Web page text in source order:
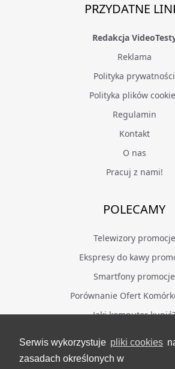
Serwis wykorzystuje pliki cookies
zasadach określonych w
PRZYDATNE
Redakcja
Reklama
Polityka prywatności
Polityka plików
Regulamin
Kontakt
O nas
Pracuj z nami!
POLECAMY
Telewizory promocje
Ekspresy do kawy
Smartfony promocje
Porównanie Ofert
Jaki komputer kupić?
BĄDŹ NA